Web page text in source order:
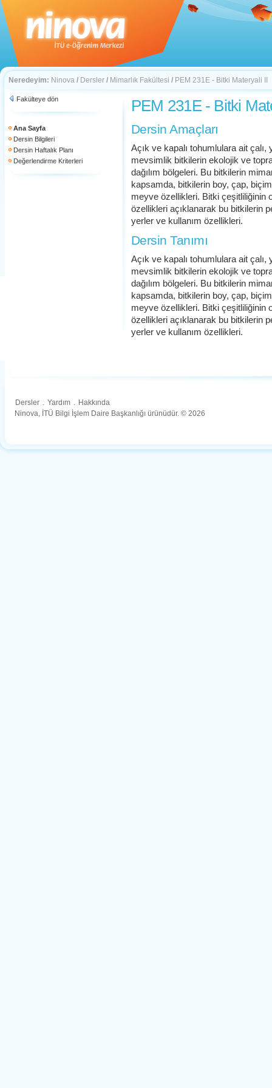
Neredeyim: Ninova / Dersler / Mimarlık Fakültesi / PEM 231E - Bitki Materyali II
Fakülteye dön
Ana Sayfa
Dersin Bilgileri
Dersin Haftalık Planı
Değerlendirme Kriterleri
PEM 231E - Bitki
Dersin Amaçları
Açık ve kapalı tohumlulara ait çalı,
mevsimlik bitkilerin ekolojik ve
dağılım bölgeleri. Bu bitkilerin
kapsamda, bitkilerin boy, çap,
meyve özellikleri. Bitki çeşitliliğinin
özellikleri açıklanarak bu bitkilerin
yerler ve kullanım özellikleri.
Dersin Tanımı
Açık ve kapalı tohumlulara ait çalı,
mevsimlik bitkilerin ekolojik ve
dağılım bölgeleri. Bu bitkilerin
kapsamda, bitkilerin boy, çap,
meyve özellikleri. Bitki çeşitliliğinin
özellikleri açıklanarak bu bitkilerin
yerler ve kullanım özellikleri.
Dersler . Yardım . Hakkında
Ninova, İTÜ Bilgi İşlem Daire Başkanlığı ürünüdür. © 2026